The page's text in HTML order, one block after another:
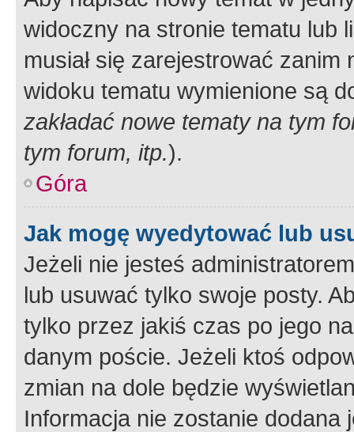
widoczny na stronie tematu lub
musiał się zarejestrować
widoku tematu wymienione są
zakładać nowe tematy na tym
tym forum, itp.).
Góra
Jak mogę wyedytować lub
Jeżeli nie jesteś
lub usuwać tylko swoje posty.
tylko przez jakiś czas po jego
danym poście. Jeżeli ktoś
zmian na dole będzie
Informacja nie zostanie dodana